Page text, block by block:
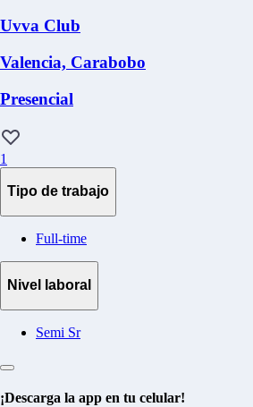
Uvva Club
Valencia, Carabobo
Presencial
1
Tipo de trabajo
Full-time
Nivel laboral
Semi Sr
¡Descarga la app en tu celular!